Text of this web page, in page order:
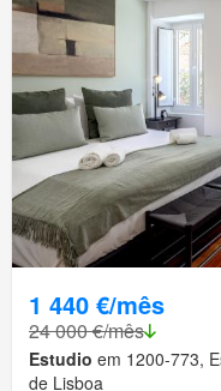
1 440 €/mês
24 000 €/mês
Estudio em 1200-773,
de Lisboa